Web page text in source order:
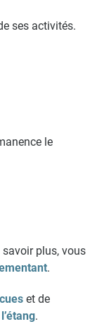
ses activités.
le
savoir plus, vous
.
et de
.